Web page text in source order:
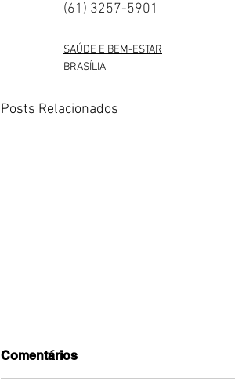
(61) 3257-5901
SAÚDE E BEM-ESTAR
BRASÍLIA
Posts Relacionados
Comentários